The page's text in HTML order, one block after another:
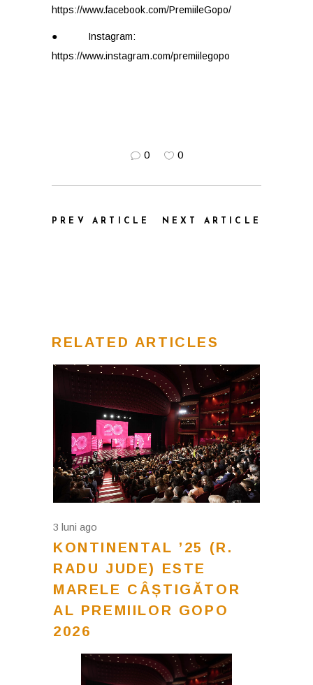
https://www.facebook.com/PremiileGopo/
● Instagram:
https://www.instagram.com/premiilegopo
0 0
PREV ARTICLE NEXT ARTICLE
RELATED ARTICLES
3 luni ago
KONTINENTAL ’25 (R.
RADU JUDE) ESTE
MARELE CÂȘTIGĂTOR
AL PREMIILOR GOPO
2026